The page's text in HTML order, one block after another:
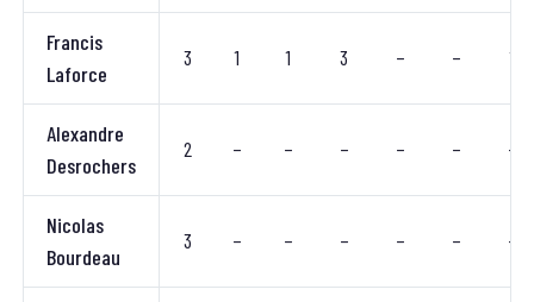
Francis
Laforce
3 1 1 3 – – 1
Alexandre
Desrochers
2 – – – – – –
Nicolas
Bourdeau
3 – – – – – –